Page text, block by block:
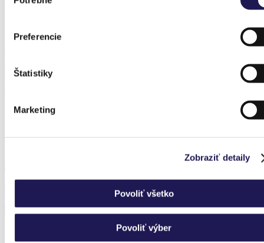
súhlasu
Preferencie
Štatistiky
Marketing
Zobraziť detaily
Povoliť všetko
Povoliť výber
PANOLEX | Hliníková pergola | Polykarbonát / Hradec Králové
FROZEN | Sezónní hliníková zimní zahrada / Košice